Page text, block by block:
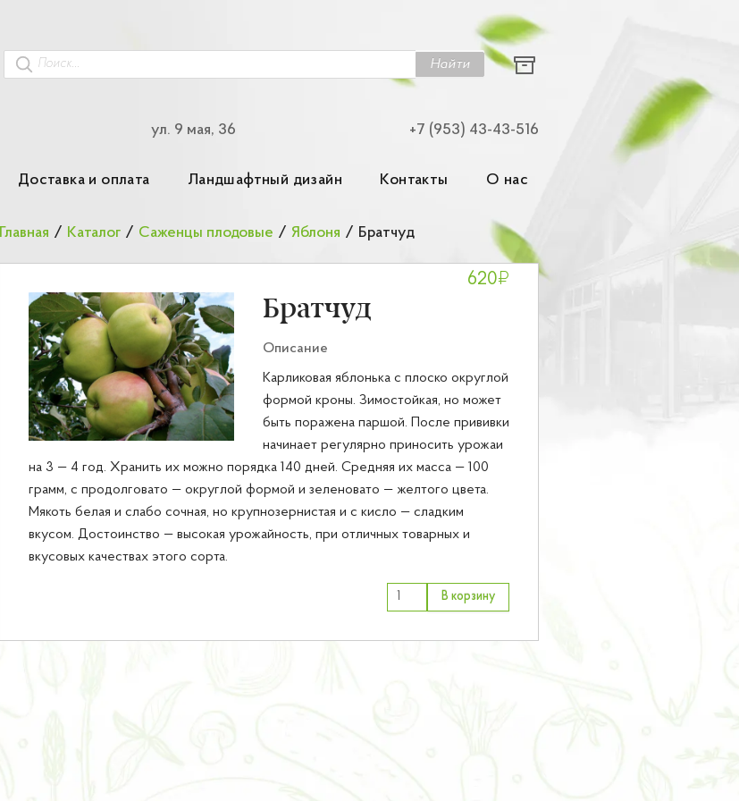
Найти
ул. 9 мая, 36 +7 (953) 43-43-516
Доставка и оплата Ландшафтный дизайн Контакты О нас
Главная / Каталог / Саженцы плодовые / Яблоня / Братчуд
Братчуд
620₽
Описание
Карликовая яблонька с плоско округлой
формой кроны. Зимостойкая, но может
быть поражена паршой. После прививки
начинает регулярно приносить урожаи
на 3 — 4 год. Хранить их можно порядка 140 дней. Средняя их масса — 100
грамм, с продолговато — округлой формой и зеленовато — желтого цвета.
Мякоть белая и слабо сочная, но крупнозернистая и с кисло — сладким
вкусом. Достоинство — высокая урожайность, при отличных товарных и
вкусовых качествах этого сорта.
В корзину